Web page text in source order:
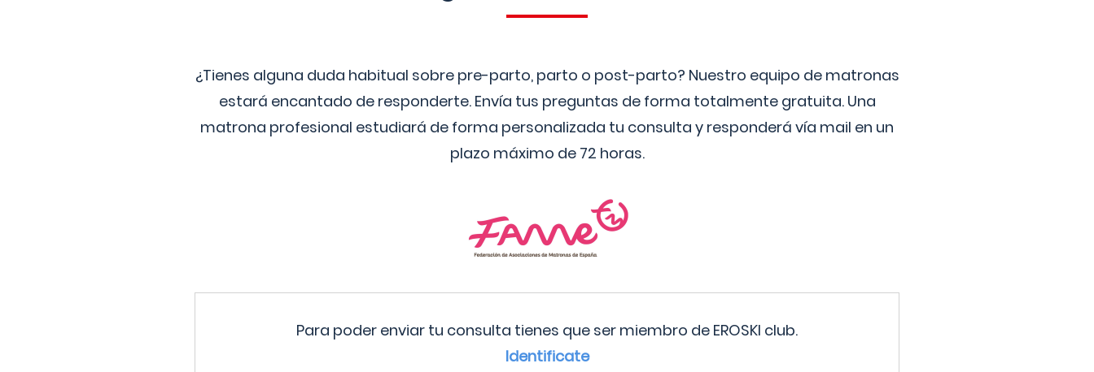
¿Tienes alguna duda habitual sobre pre-parto, parto o post-parto? Nuestro equipo de matronas
estará encantado de responderte. Envía tus preguntas de forma totalmente gratuita. Una
matrona profesional estudiará de forma personalizada tu consulta y responderá vía mail en un
plazo máximo de 72 horas.
Para poder enviar tu consulta tienes que ser miembro de EROSKI club.
Identificate